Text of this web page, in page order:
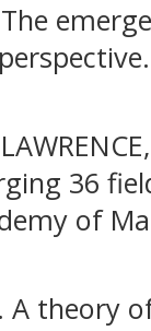
The
36
of
A